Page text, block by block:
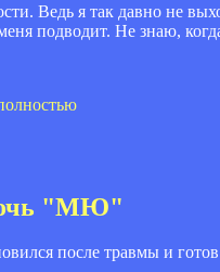
Ведь я так давно не
подводит. Не знаю,
"МЮ"
после травмы и